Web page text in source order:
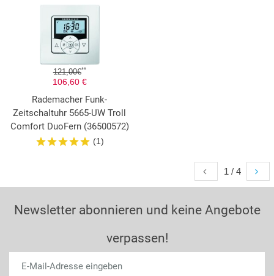
121,00€**
106,60 €
Rademacher Funk-
Zeitschaltuhr 5665-UW Troll
Comfort DuoFern (36500572)
(1)
1 / 4
Newsletter abonnieren und keine Angebote
verpassen!